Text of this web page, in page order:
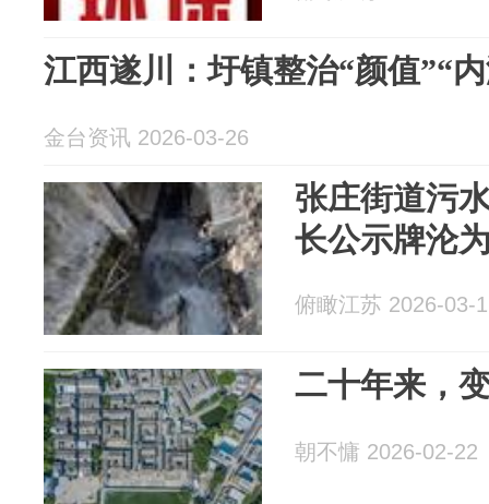
江西遂川：圩镇整治“颜值”“
金台资讯 2026-03-26
张庄街道污
长公示牌沦
俯瞰江苏 2026-03-
二十年来，
朝不慵 2026-02-22